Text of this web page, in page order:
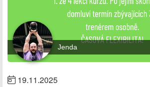
Jenda
19.11.2025